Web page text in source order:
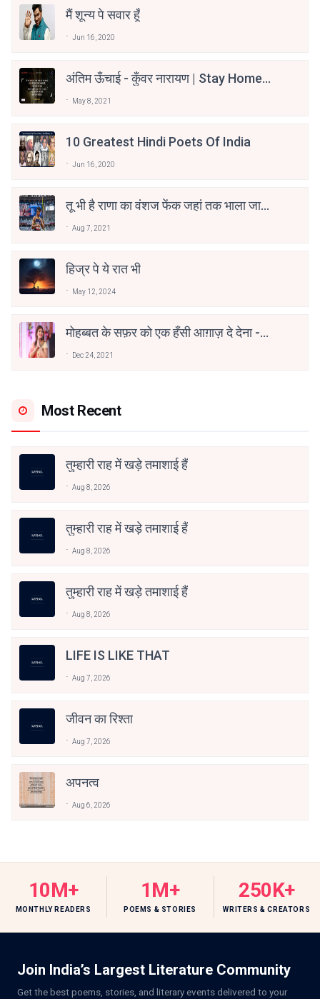
मैं शून्य पे सवार हूँ
Jun 16, 2020
अंतिम ऊँचाई - कुँवर नारायण | Stay Home
May 8, 2021
10 Greatest Hindi Poets Of India
Jun 16, 2020
तू भी है राणा का वंशज फेंक जहां तक भाला जाए:
Aug 7, 2021
हिज्र पे ये रात भी
May 12, 2024
मोहब्बत के सफ़र को एक हँसी आग़ाज़ दे देना -
Dec 24, 2021
Most Recent
तुम्हारी राह में खड़े तमाशाई हैं
Aug 8, 2026
तुम्हारी राह में खड़े तमाशाई हैं
Aug 8, 2026
तुम्हारी राह में खड़े तमाशाई हैं
Aug 8, 2026
LIFE IS LIKE THAT
Aug 7, 2026
जीवन का रिश्ता
Aug 7, 2026
अपनत्व
Aug 6, 2026
10M+
MONTHLY READERS
1M+
POEMS & STORIES
250K+
WRITERS & CREATORS
Join India’s Largest Literature Community
Get the best poems, stories, and literary events delivered to your